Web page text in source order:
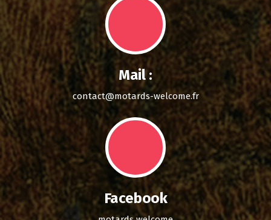
Mail :
contact@motards-welcome.fr
Facebook